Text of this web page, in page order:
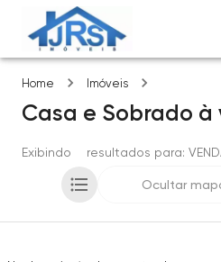
Home Imóveis
Casa e Sobrado à
Exibindo resultados para:
Ocultar